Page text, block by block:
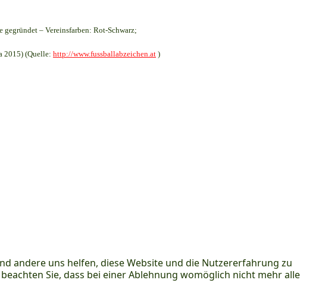
andere uns helfen, diese Website und die Nutzererfahrung zu
Sie, dass bei einer Ablehnung womöglich nicht mehr alle
gegründet – Vereinsfarben: Rot-Schwarz;
2015) (Quelle: http://www.fussballabzeichen.at )